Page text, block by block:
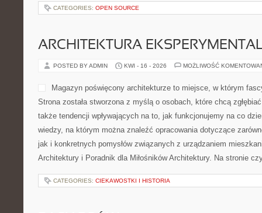
CATEGORIES: OPEN SOURCE
ARCHITEKTURA
POSTED BY ADMIN KWI - 16 - 2026 MOŻLIWOŚĆ
Magazyn poświęcony architekturze to miejsce, w którym
Strona została stworzona z myślą o osobach, które chcą
także tendencji wpływających na to, jak funkcjonujemy na co
wiedzy, na którym można znaleźć opracowania dotyczące
jak i konkretnych pomysłów związanych z urządzaniem
Architektury i Poradnik dla Miłośników Architektury. Na stronie
CATEGORIES: CIEKAWOSTKI I HISTORIA